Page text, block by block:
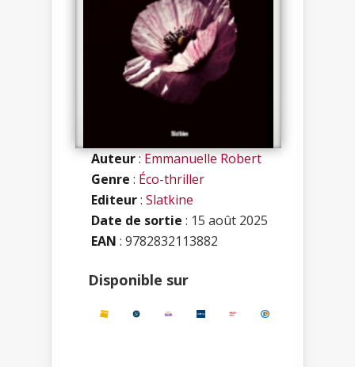
Auteur:Emmanuelle Robert
Genre : Éco-thriller
Editeur: Slatkine
Date de sortie : 15 août 2025
EAN : 9782832113882
Disponible sur